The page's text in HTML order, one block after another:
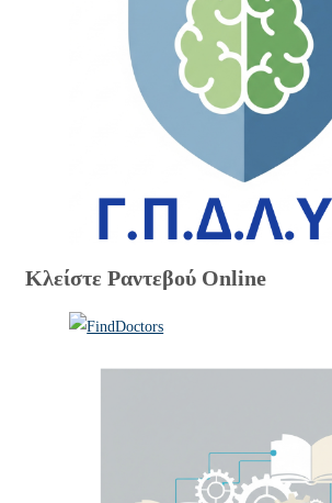
Κλείστε Ραντεβού Online